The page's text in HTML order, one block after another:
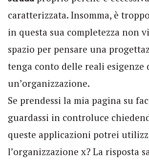
caratterizzata. Insomma, è
in questa sua completezza non
spazio per pensare una
tenga conto delle reali esigenze
un’organizzazione.
Se prendessi la mia pagina su
guardassi in controluce
queste applicazioni potrei
l’organizzazione x? La risposta